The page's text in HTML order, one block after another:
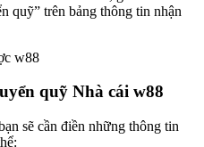
quỹ” trên bảng thông tin nhận
quỹ Nhà cái w88
sẽ cần điền những thông tin